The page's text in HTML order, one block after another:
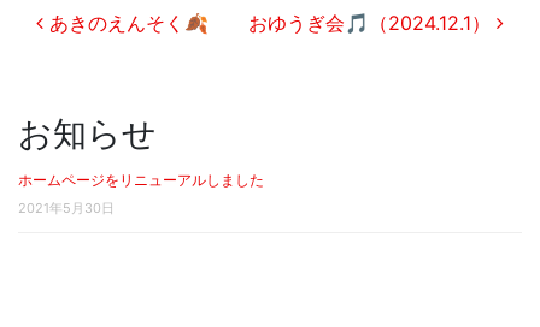
投稿ナビゲーション
あきのえんそく🍂 おゆうぎ会🎵（2024.12.1）
お知らせ
ホームページをリニューアルしました
2021年5月30日